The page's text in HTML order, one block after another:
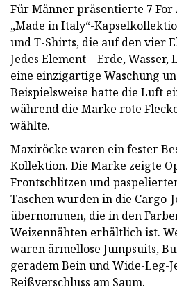
Für Männer präsentierte 7
„Made in Italy“-
und T-Shirts, die auf den vier
Jedes Element – ​​Erde,
eine einzigartige Waschung
Beispielsweise hatte die Luft
während die Marke rote
wählte.
Maxiröcke waren ein fester
Kollektion. Die Marke zeigte
Frontschlitzen und
Taschen wurden in die Cargo-
übernommen, die in den
Weizennähten erhältlich ist.
waren ärmellose Jumpsuits,
geradem Bein und Wide-Leg-
Reißverschluss am Saum.